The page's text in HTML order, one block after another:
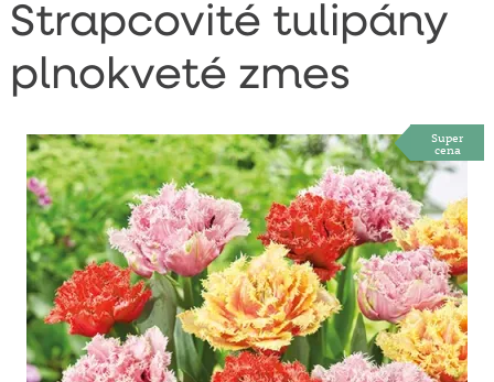
Strapcovité tulipány
plnokveté zmes
Super
cena